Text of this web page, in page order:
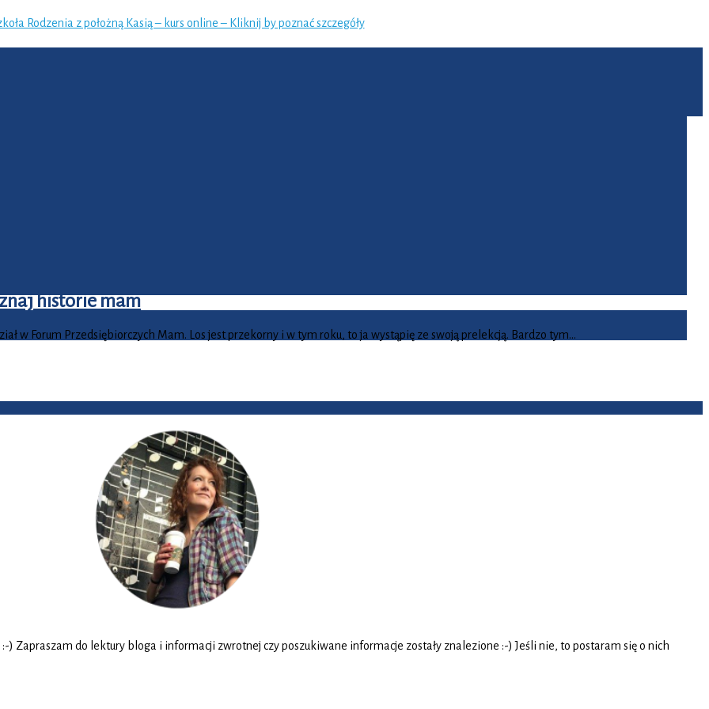
Rodzenia z położną Kasią – kurs online – Kliknij by poznać szczegóły
historie mam
w Forum Przedsiębiorczych Mam. Los jest przekorny i w tym roku, to ja wystąpię ze swoją prelekcją. Bardzo tym…
Zapraszam do lektury bloga i informacji zwrotnej czy poszukiwane informacje zostały znalezione :-) Jeśli nie, to postaram się o nich